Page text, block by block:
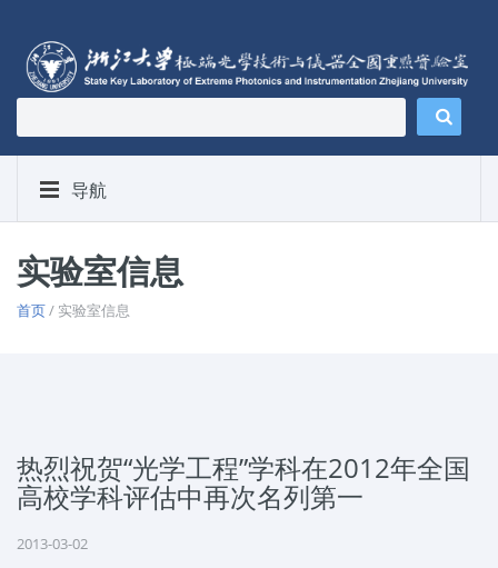
导航
实验室信息
首页/ 实验室信息
热烈祝贺“光学工程”学科在2012年全国
高校学科评估中再次名列第一
2013-03-02